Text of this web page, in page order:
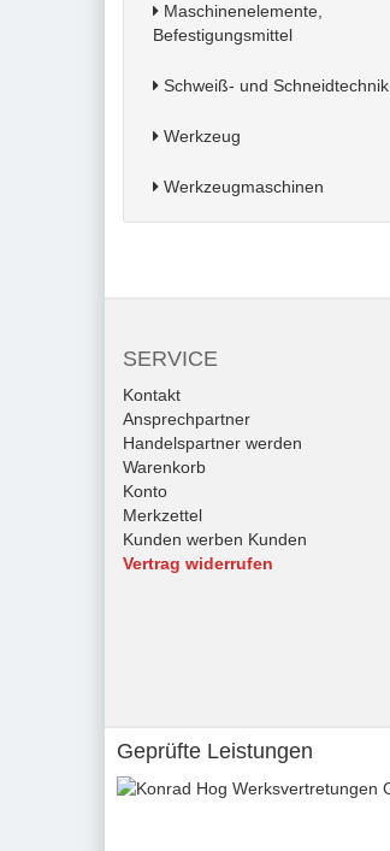
Maschinenelemente,
Befestigungsmittel
Schweiß- und Schneidtechnik
Werkzeug
Werkzeugmaschinen
SERVICE
Kontakt
Ansprechpartner
Handelspartner werden
Warenkorb
Konto
Merkzettel
Kunden werben Kunden
Vertrag widerrufen
Geprüfte Leistungen